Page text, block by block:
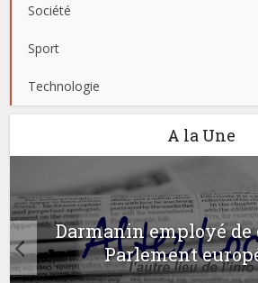
Société
Sport
Technologie
A la Une
Darmanin employé
Parlement